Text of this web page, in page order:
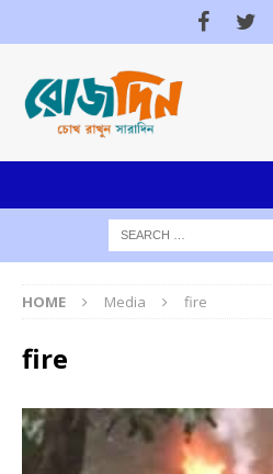
HOME Media fire
fire